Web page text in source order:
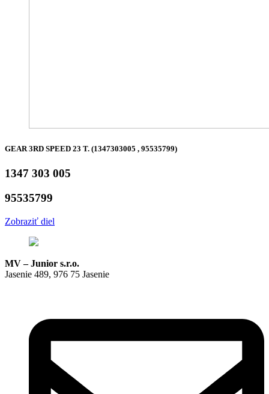
GEAR 3RD SPEED 23 T. (1347303005 , 95535799)
1347 303 005
95535799
Zobraziť diel
MV – Junior s.r.o.
Jasenie 489, 976 75 Jasenie